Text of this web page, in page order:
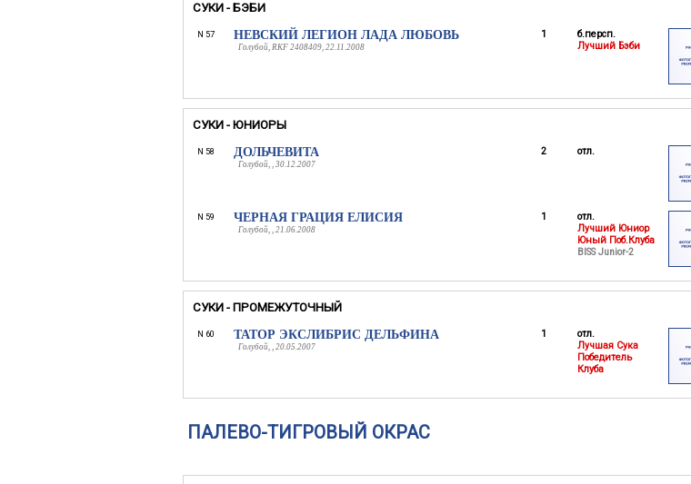
СУКИ - БЭБИ
N 57 НЕВСКИЙ ЛЕГИОН ЛАДА ЛЮБОВЬ
Голубой, RKF 2408409, 22.11.2008
1
б.персп.
Лучший Бэби
СУКИ - ЮНИОРЫ
N 58 ДОЛЬЧЕВИТА
Голубой, , 30.12.2007
2 отл.
N 59 ЧЕРНАЯ ГРАЦИЯ ЕЛИСИЯ
Голубой, , 21.06.2008
1
отл.
Лучший Юниор
Юный Поб.Клуба
BISS Junior-2
СУКИ - ПРОМЕЖУТОЧНЫЙ
N 60 ТАТОР ЭКСЛИБРИС ДЕЛЬФИНА
Голубой, , 20.05.2007
1
отл.
Лучшая Сука
Победитель
Клуба
ПАЛЕВО-ТИГРОВЫЙ ОКРАС